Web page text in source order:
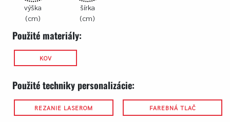
výška
(cm)
šírka
(cm)
Použité materiály:
KOV
Použité techniky personalizácie:
REZANIE LASEROM FAREBNÁ TLAČ